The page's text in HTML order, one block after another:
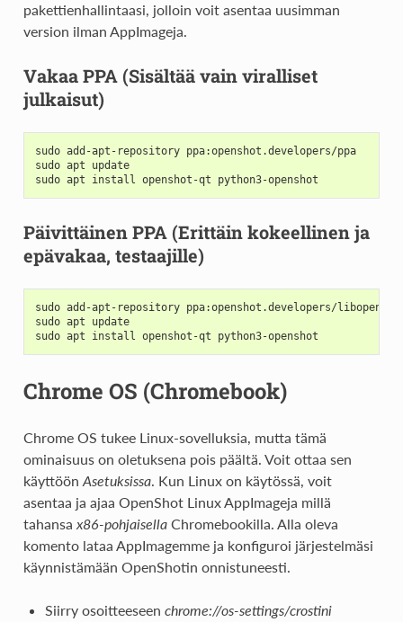
pakettienhallintaasi, jolloin voit asentaa uusimman
version ilman AppImageja.
Vakaa PPA (Sisältää vain viralliset
julkaisut)
sudo add-apt-repository ppa:openshot.developers/ppa
sudo apt update
sudo apt install openshot-qt python3-openshot
Päivittäinen PPA (Erittäin kokeellinen ja
epävakaa, testaajille)
sudo add-apt-repository ppa:openshot.developers/
sudo apt update
sudo apt install openshot-qt python3-openshot
Chrome OS (Chromebook)
Chrome OS tukee Linux-sovelluksia, mutta tämä
ominaisuus on oletuksena pois päältä. Voit ottaa sen
käyttöön Asetuksissa. Kun Linux on käytössä, voit
asentaa ja ajaa OpenShot Linux AppImageja millä
tahansa x86-pohjaisellaChromebookilla. Alla oleva
komento lataa AppImagemme ja konfiguroi järjestelmäsi
käynnistämään OpenShotin onnistuneesti.
Siirry osoitteeseen chrome://os-settings/crostini